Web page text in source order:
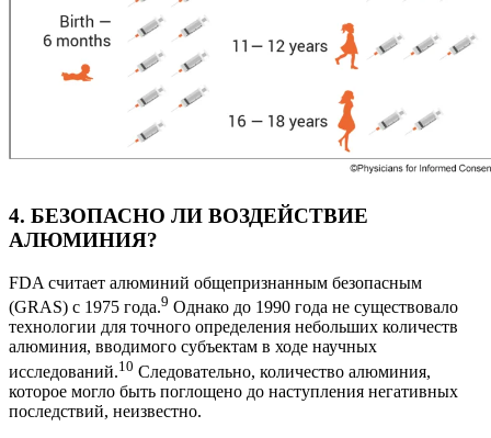
4. БЕЗОПАСНО ЛИ ВОЗДЕЙСТВИЕ
АЛЮМИНИЯ?
FDA считает алюминий общепризнанным безопасным
(GRAS) с 1975 года.9 Однако до 1990 года не существовало
технологии для точного определения небольших количеств
алюминия, вводимого субъектам в ходе научных
исследований.10 Следовательно, количество алюминия,
которое могло быть поглощено до наступления негативных
последствий, неизвестно.